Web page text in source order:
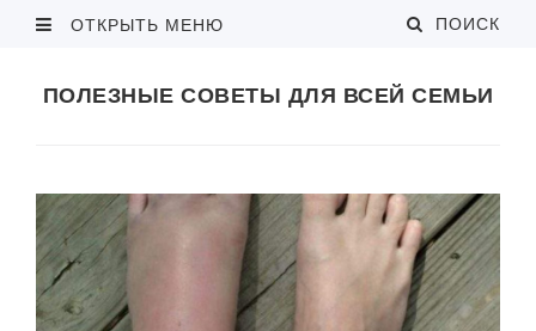
ОТКРЫТЬ МЕНЮ ПОИСК
ПОЛЕЗНЫЕ СОВЕТЫ ДЛЯ ВСЕЙ СЕМЬИ